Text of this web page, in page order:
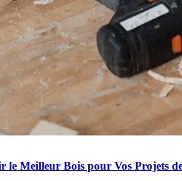
le Meilleur Bois pour Vos Projets